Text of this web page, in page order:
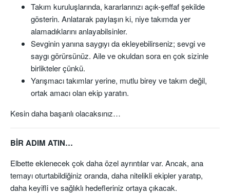
Takım kuruluşlarında, kararlarınızı açık-şeffaf şekilde
gösterin. Anlatarak paylaşın ki, niye takımda yer
alamadıklarını anlayabilsinler.
Sevginin yanına saygıyı da ekleyebilirseniz; sevgi ve
saygı görürsünüz. Aile ve okuldan sora en çok sizinle
birlikteler çünkü.
Yarışmacı takımlar yerine, mutlu birey ve takım değil,
ortak amacı olan ekip yaratın.
Kesin daha başarılı olacaksınız…
BİR ADIM ATIN…
Elbette eklenecek çok daha özel ayrıntılar var. Ancak, ana
temayı oturtabildiğiniz oranda, daha nitelikli ekipler yaratıp,
daha keyifli ve sağlıklı hedefleriniz ortaya çıkacak.